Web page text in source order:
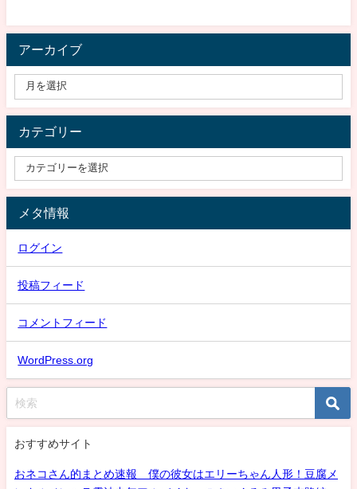
アーカイブ
カテゴリー
メタ情報
ログイン
投稿フィード
コメントフィード
WordPress.org
おすすめサイト
おネコさん的まとめ速報 僕の彼女はエリーちゃん人形！豆腐メ